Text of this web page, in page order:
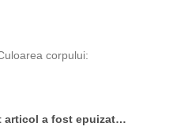
Culoarea corpului
:
articol a fost epuizat…